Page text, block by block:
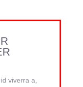
viverra a,